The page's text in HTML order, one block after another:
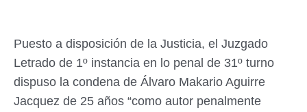
Puesto a disposición de la Justicia, el Juzgado
Letrado de 1º instancia en lo penal de 31º turno
dispuso la condena de Álvaro Makario Aguirre
Jacquez de 25 años “como autor penalmente